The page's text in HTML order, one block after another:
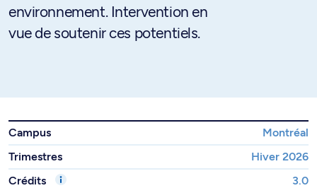
environnement. Intervention en
vue de soutenir ces potentiels.
Campus
Montréal
Trimestres
Hiver 2026
Crédits
3.0